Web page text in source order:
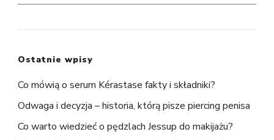
Ostatnie wpisy
Co mówią o serum Kérastase fakty i składniki?
Odwaga i decyzja – historia, którą pisze piercing penisa
Co warto wiedzieć o pędzlach Jessup do makijażu?